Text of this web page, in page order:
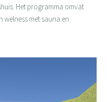
Het programma omvat
welness met sauna en